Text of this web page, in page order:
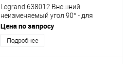
Legrand 638012 Внешний
неизменяемый угол 90° - для
кабель-каналов Metra 100x50
Цена по запросу
Подробнее